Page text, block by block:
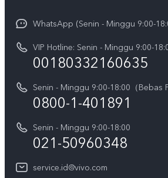
V70 FE
Y05
X300 Pro
Gerai Terdekat
Funtouch OS
Pembaruan Sistem
Harga Spare Part
Otentikasi IMEI
Kebijakan Garansi vivo
Layanan Perbaikan Antar Jemput
Sejarah
Berita
Pemberitahuan Hukum
Tentang Kami
Pusat Privasi vivo
WhatsApp (Senin - Minggu 9:00-
VIP Hotline: Senin - Minggu 9:00-
00180332160635
Senin - Minggu 9:00-18:00（Bebas
0800-1-401891
Senin - Minggu 9:00-18:00
021-50960348
service.id@vivo.com